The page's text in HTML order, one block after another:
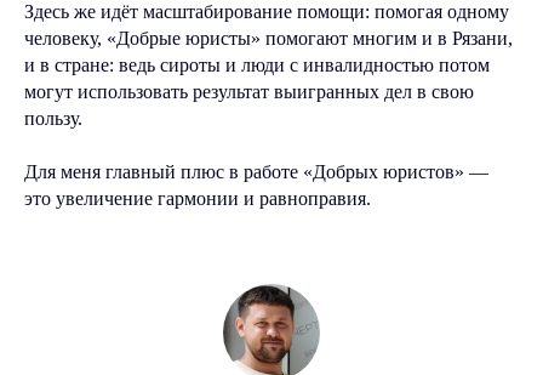
Здесь же идёт масштабирование помощи: помогая одному
человеку, «Добрые юристы» помогают многим и в Рязани,
и в стране: ведь сироты и люди с инвалидностью потом
могут использовать результат выигранных дел в свою
пользу.
Для меня главный плюс в работе «Добрых юристов» —
это увеличение гармонии и равноправия.